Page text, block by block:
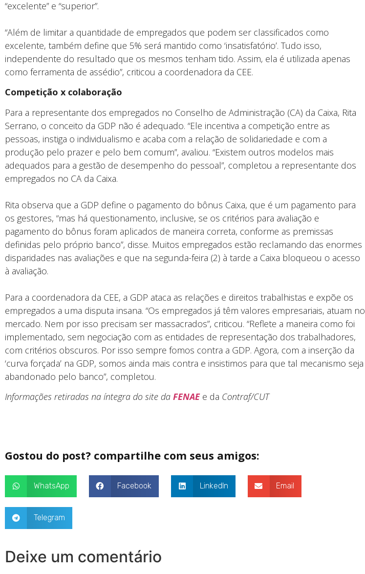
“excelente” e “superior”.
“Além de limitar a quantidade de empregados que podem ser classificados como
excelente, também define que 5% será mantido como ‘insatisfatório’. Tudo isso,
independente do resultado que os mesmos tenham tido. Assim, ela é utilizada apenas
como ferramenta de assédio”, criticou a coordenadora da CEE.
Competição x colaboração
Para a representante dos empregados no Conselho de Administração (CA) da Caixa, Rita
Serrano, o conceito da GDP não é adequado. “Ele incentiva a competição entre as
pessoas, instiga o individualismo e acaba com a relação de solidariedade e com a
produção pelo prazer e pelo bem comum”, avaliou. “Existem outros modelos mais
adequados para a gestão de desempenho do pessoal”, completou a representante dos
empregados no CA da Caixa.
Rita observa que a GDP define o pagamento do bônus Caixa, que é um pagamento para
os gestores, “mas há questionamento, inclusive, se os critérios para avaliação e
pagamento do bônus foram aplicados de maneira correta, conforme as premissas
definidas pelo próprio banco”, disse. Muitos empregados estão reclamando das enormes
disparidades nas avaliações e que na segunda-feira (2) à tarde a Caixa bloqueou o acesso
à avaliação.
Para a coordenadora da CEE, a GDP ataca as relações e direitos trabalhistas e expõe os
empregados a uma disputa insana. “Os empregados já têm valores empresariais, atuam no
mercado. Nem por isso precisam ser massacrados”, criticou. “Reflete a maneira como foi
implementado, sem negociação com as entidades de representação dos trabalhadores,
com critérios obscuros. Por isso sempre fomos contra a GDP. Agora, com a inserção da
‘curva forçada’ na GDP, somos ainda mais contra e insistimos para que tal mecanismo seja
abandonado pelo banco”, completou.
Informações retiradas na íntegra do site da FENAEe da Contraf/CUT
Gostou do post? compartilhe com seus amigos:
WhatsApp Facebook LinkedIn Email
Telegram
Deixe um comentário